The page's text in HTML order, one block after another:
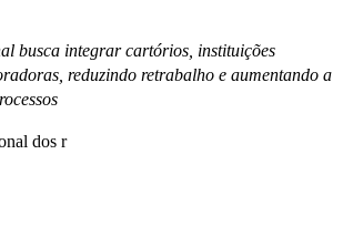
busca integrar cartórios, instituições
reduzindo retrabalho e aumentando a
dos r